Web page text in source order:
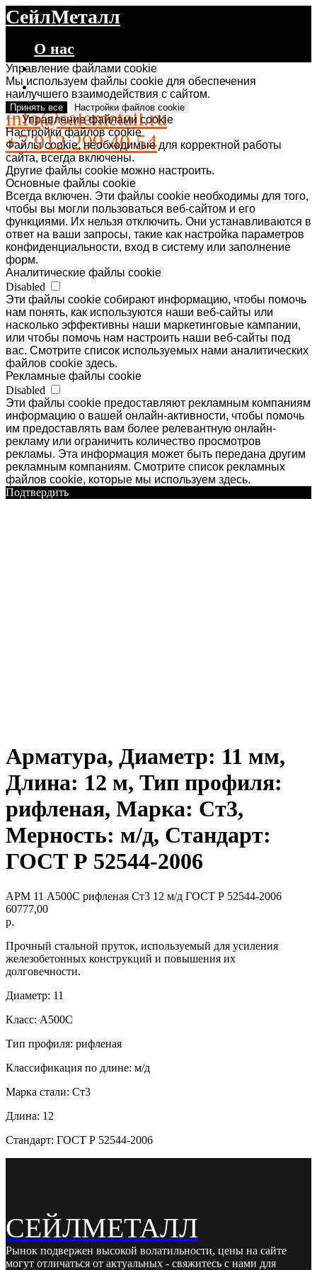
СейлМеталл
О нас
Каталог
Контакты
info@salemetall.ru
+7 912 299 40 54
Управление файлами cookie
Мы используем файлы cookie для обеспечения
наилучшего взаимодействия с сайтом.
Принять все Настройки файлов cookie
Управление файлами cookie
Настройки файлов cookie
Файлы cookie, необходимые для корректной работы
сайта, всегда включены.
Другие файлы cookie можно настроить.
Основные файлы cookie
Всегда включен. Эти файлы cookie необходимы для того,
чтобы вы могли пользоваться веб-сайтом и его
функциями. Их нельзя отключить. Они устанавливаются в
ответ на ваши запросы, такие как настройка параметров
конфиденциальности, вход в систему или заполнение
форм.
Аналитические файлы cookie
Disabled
Эти файлы cookie собирают информацию, чтобы помочь
нам понять, как используются наши веб-сайты или
насколько эффективны наши маркетинговые кампании,
или чтобы помочь нам настроить наши веб-сайты под
вас. Смотрите список используемых нами аналитических
файлов cookie здесь.
Рекламные файлы cookie
Disabled
Эти файлы cookie предоставляют рекламным компаниям
информацию о вашей онлайн-активности, чтобы помочь
им предоставлять вам более релевантную онлайн-
рекламу или ограничить количество просмотров
рекламы. Эта информация может быть передана другим
рекламным компаниям. Смотрите список рекламных
файлов cookie, которые мы используем здесь.
Подтвердить
Арматура, Диаметр: 11 мм,
Длина: 12 м, Тип профиля:
рифленая, Марка: Ст3,
Мерность: м/д, Стандарт:
ГОСТ Р 52544-2006
АРМ 11 А500С рифленая Ст3 12 м/д ГОСТ Р 52544-2006
60777,00
р.
Прочный стальной пруток, используемый для усиления
железобетонных конструкций и повышения их
долговечности.
Диаметр: 11
Класс: А500С
Тип профиля: рифленая
Классификация по длине: м/д
Марка стали: Ст3
Длина: 12
Стандарт: ГОСТ Р 52544-2006
СЕЙЛМЕТАЛЛ
Рынок подвержен высокой волатильности, цены на сайте
могут отличаться от актуальных - свяжитесь с нами для